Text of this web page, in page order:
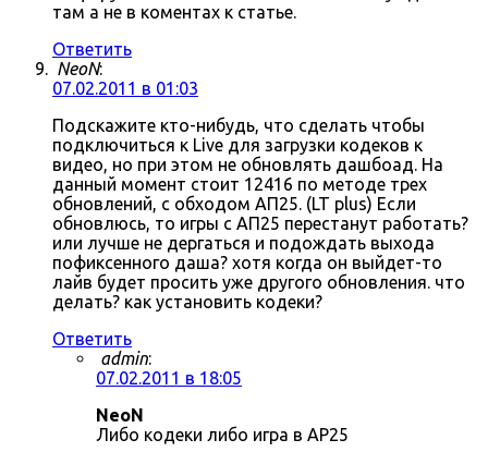
там а не в коментах к статье.
Ответить
NeoN:
07.02.2011 в 01:03
Подскажите кто-нибудь, что сделать чтобы
подключиться к Live для загрузки кодеков к
видео, но при этом не обновлять дашбоад. На
данный момент стоит 12416 по методе трех
обновлений, с обходом АП25. (LT plus) Если
обновлюсь, то игры с АП25 перестанут работать?
или лучше не дергаться и подождать выхода
пофиксенного даша? хотя когда он выйдет-то
лайв будет просить уже другого обновления. что
делать? как установить кодеки?
Ответить
admin:
07.02.2011 в 18:05
NeoN
Либо кодеки либо игра в AP25